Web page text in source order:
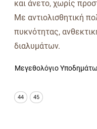
και άνετο, χωρίς
Με αντιολισθητική
πυκνότητας,
διαλυμάτων.
Μεγεθολόγιο
44 45